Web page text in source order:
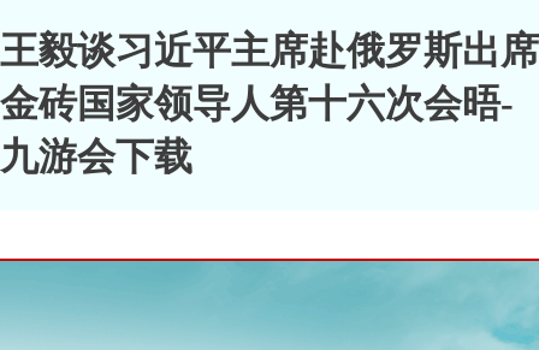
王毅谈习近平主席赴俄罗斯出席
金砖国家领导人第十六次会晤-
九游会下载